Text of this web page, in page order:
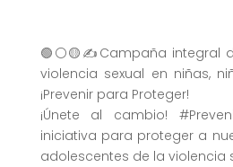
🟢⚪️🟡✍️Campaña integral
violencia sexual en niñas,
¡Prevenir para Proteger!
¡Únete al cambio!
iniciativa para proteger a
adolescentes de la violencia